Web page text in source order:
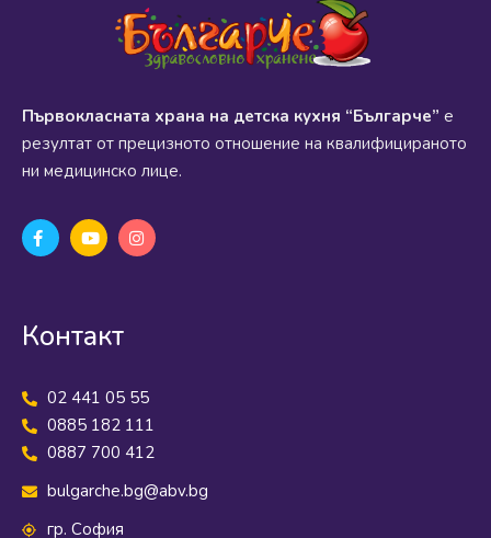
Първокласната храна на детска кухня “Българче” е
резултат от прецизното отношение на квалифицираното
ни медицинско лице.
Контакт
02 441 05 55
0885 182 111
0887 700 412
bulgarche.bg@abv.bg
гр. София